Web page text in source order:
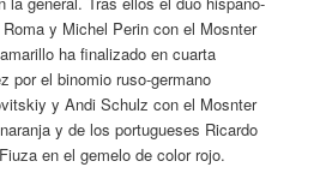
y Michel Perin con el Mosnter
ha finalizado en cuarta
por el binomio ruso-germano
y Andi Schulz con el Mosnter
y de los portugueses Ricardo
en el gemelo de color rojo.